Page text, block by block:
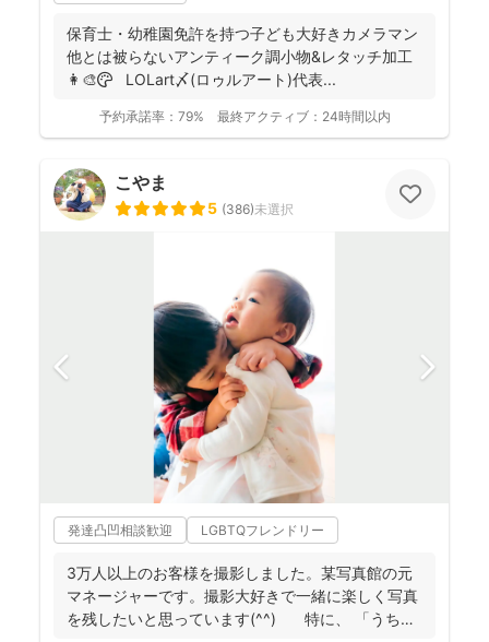
保育士・幼稚園免許を持つ子ども大好きカメラマン
他とは被らないアンティーク調小物&レタッチ加工
👩‍🎨🎨 LOLart〆(ロゥルアート)代表...
予約承諾率： 79% 最終アクティブ： 24時間以内
こやま
5 (386)未選択
発達凸凹相談歓迎 LGBTQフレンドリー
3万人以上のお客様を撮影しました。某写真館の元
マネージャーです。撮影大好きで一緒に楽しく写真
を残したいと思っています(^^) 特に、 「うち